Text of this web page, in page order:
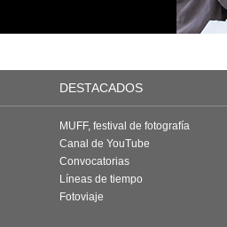
DESTACADOS
MUFF, festival de fotografía
Canal de YouTube
Convocatorias
Líneas de tiempo
Fotoviaje